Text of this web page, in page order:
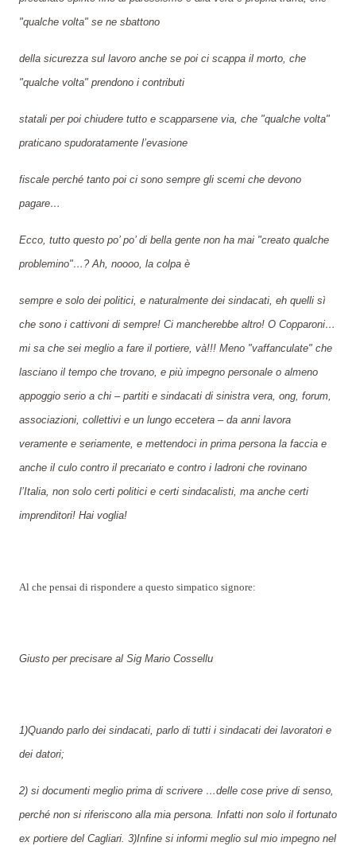
"qualche volta" se ne sbattono
della sicurezza sul lavoro anche se poi ci scappa il morto, che
"qualche volta" prendono i contributi
statali per poi chiudere tutto e scapparsene via, che "qualche volta"
praticano spudoratamente l’evasione
fiscale perché tanto poi ci sono sempre gli scemi che devono
pagare…
Ecco, tutto questo po’ po’ di bella gente non ha mai "creato qualche
problemino"…? Ah, noooo, la colpa è
sempre e solo dei politici, e naturalmente dei sindacati, eh quelli sì
che sono i cattivoni di sempre! Ci mancherebbe altro! O Copparoni…
mi sa che sei meglio a fare il portiere, và!!! Meno "vaffanculate" che
lasciano il tempo che trovano, e più impegno personale o almeno
appoggio serio a chi – partiti e sindacati di sinistra vera, ong, forum,
associazioni, collettivi e un lungo eccetera – da anni lavora
veramente e seriamente, e mettendoci in prima persona la faccia e
anche il culo contro il precariato e contro i ladroni che rovinano
l’Italia, non solo certi politici e certi sindacalisti, ma anche certi
imprenditori! Hai voglia!
Al che pensai di rispondere a questo simpatico signore:
Giusto per precisare al Sig Mario Cossellu
1)Quando parlo dei sindacati, parlo di tutti i sindacati dei lavoratori e
dei datori;
2) si documenti meglio prima di scrivere …delle cose prive di senso,
perché non si riferiscono alla mia persona. Infatti non solo il fortunato
ex portiere del Cagliari. 3)Infine si informi meglio sul mio impegno nel